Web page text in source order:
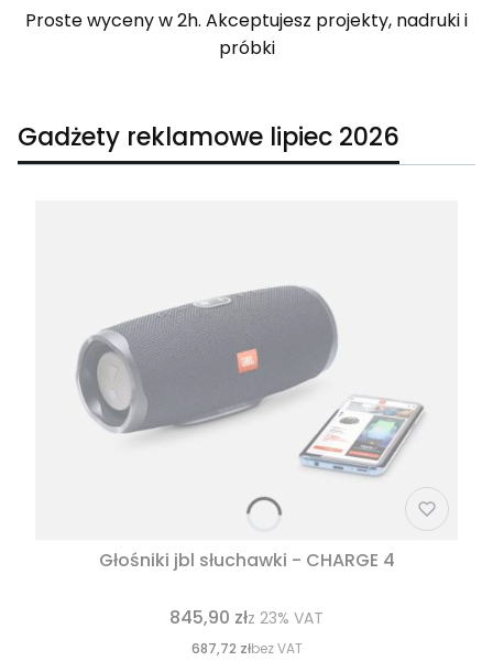
Proste wyceny w 2h. Akceptujesz projekty, nadruki i
próbki
Gadżety reklamowe lipiec 2026
Głośniki jbl słuchawki - CHARGE 4
845,90 złz 23% VAT
687,72 złbez VAT